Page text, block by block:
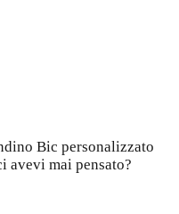
Bic personalizzato
avevi mai pensato?